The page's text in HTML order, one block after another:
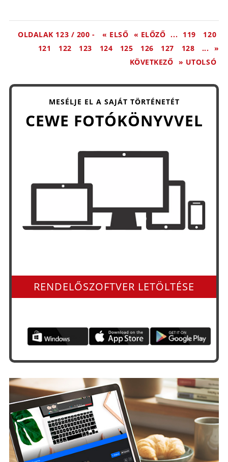
OLDALAK 123 / 200 - « ELSŐ « ELŐZŐ ... 119
120
121
122 123 124 125 126 127 128 ... »
KÖVETKEZŐ » UTOLSÓ
MESÉLJE EL A SAJÁT TÖRTÉNETÉT
CEWE FOTÓKÖNYVVEL
RENDELŐSZOFTVER LETÖLTÉSE